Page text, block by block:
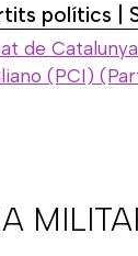
polítics |
de
(PCI)